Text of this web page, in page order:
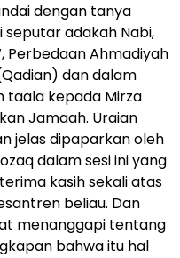
dengan tanya
adakah Nabi,
Perbedaan Ahmadiyah
dan dalam
taala kepada Mirza
Jamaah. Uraian
jelas dipaparkan oleh
dalam sesi ini yang
kasih sekali atas
beliau. Dan
menanggapi tentang
bahwa itu hal